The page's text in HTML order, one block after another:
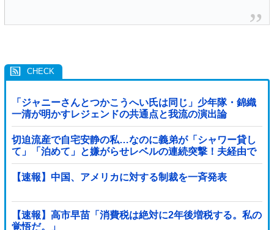
「ジャニーさんとつかこうへい氏は同じ」少年隊・錦織
一清が明かすレジェンドの共通点と我流の演出論
切迫流産で自宅安静の私…なのに義弟が「シャワー貸し
て」「泊めて」と嫌がらせレベルの連続突撃！夫経由で
断ると私に直接LINEしてきて絶句←大人しく自宅の風呂
に入れよ
【速報】中国、アメリカに対する制裁を一斉発表
【速報】高市早苗「消費税は絶対に2年後増税する。私の
覚悟だ。」